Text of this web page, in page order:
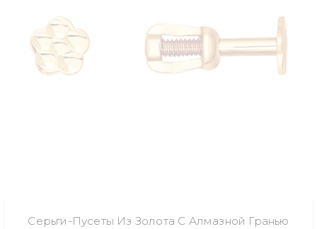
Серьги-Пусеты Из Золота С Алмазной Гранью